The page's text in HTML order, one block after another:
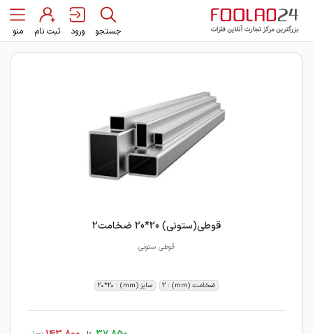
جستجو ورود ثبت نام منو
قوطی(ستونی) 20*20 ضخامت2
قوطی ستونی
ضخامت (mm) : 2 سایز (mm) : 20*20